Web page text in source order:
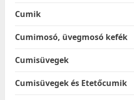
Cumik
Cumimosó, üvegmosó kefék
Cumisüvegek
Cumisüvegek és Etetőcumik